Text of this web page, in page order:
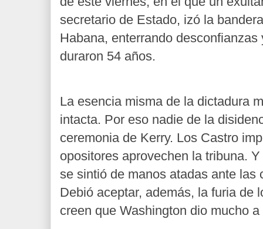
secretario de Estado, izó la
Habana, enterrando
duraron 54 años.
La esencia misma de la dictadura
intacta. Por eso nadie de la
ceremonia de Kerry. Los Castro
opositores aprovechen la tribuna.
se sintió de manos atadas ante las
Debió aceptar, además, la furia de
creen que Washington dio mucho